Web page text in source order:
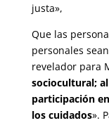
justa»,
Que las
personales
revelador para
sociocultural;
participación
los cuidados».